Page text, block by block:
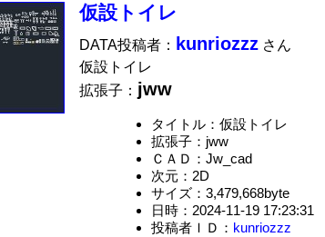
仮設トイレ
DATA投稿者： kunriozzz さん
仮設トイレ
拡張子： jww
タイトル：仮設トイレ
拡張子：jww
ＣＡＤ：Jw_cad
次元：2D
サイズ：3,479,668byte
日時：2024-11-19 17:23:31
投稿者ＩＤ： kunriozzz